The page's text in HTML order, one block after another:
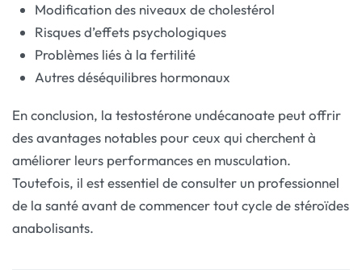
Modification des niveaux de cholestérol
Risques d’effets psychologiques
Problèmes liés à la fertilité
Autres déséquilibres hormonaux
En conclusion, la testostérone undécanoate peut offrir
des avantages notables pour ceux qui cherchent à
améliorer leurs performances en musculation.
Toutefois, il est essentiel de consulter un professionnel
de la santé avant de commencer tout cycle de stéroïdes
anabolisants.